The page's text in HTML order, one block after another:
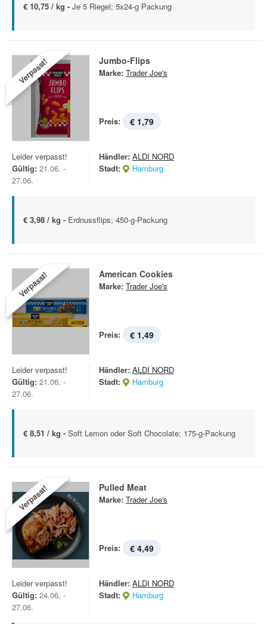
€ 10,75 / kg - Je 5 Riegel; 5x24-g Packung
Verpasst! Jumbo-Flips
Marke: Trader Joe's
Preis: € 1,79
Leider verpasst!
Gültig: 21.06. -
27.06.
Händler: ALDI NORD
Stadt:
Hamburg
€ 3,98 / kg - Erdnussflips; 450-g-Packung
Verpasst! American Cookies
Marke: Trader Joe's
Preis: € 1,49
Leider verpasst!
Gültig: 21.06. -
27.06.
Händler: ALDI NORD
Stadt:
Hamburg
€ 8,51 / kg - Soft Lemon oder Soft Chocolate; 175-g-Packung
Verpasst! Pulled Meat
Marke: Trader Joe's
Preis: € 4,49
Leider verpasst!
Gültig: 24.06. -
27.06.
Händler: ALDI NORD
Stadt:
Hamburg